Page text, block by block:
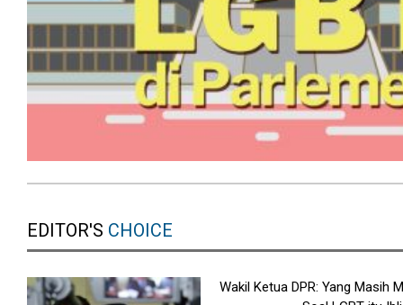
EDITOR'S CHOICE
Wakil Ketua DPR: Yang Masih